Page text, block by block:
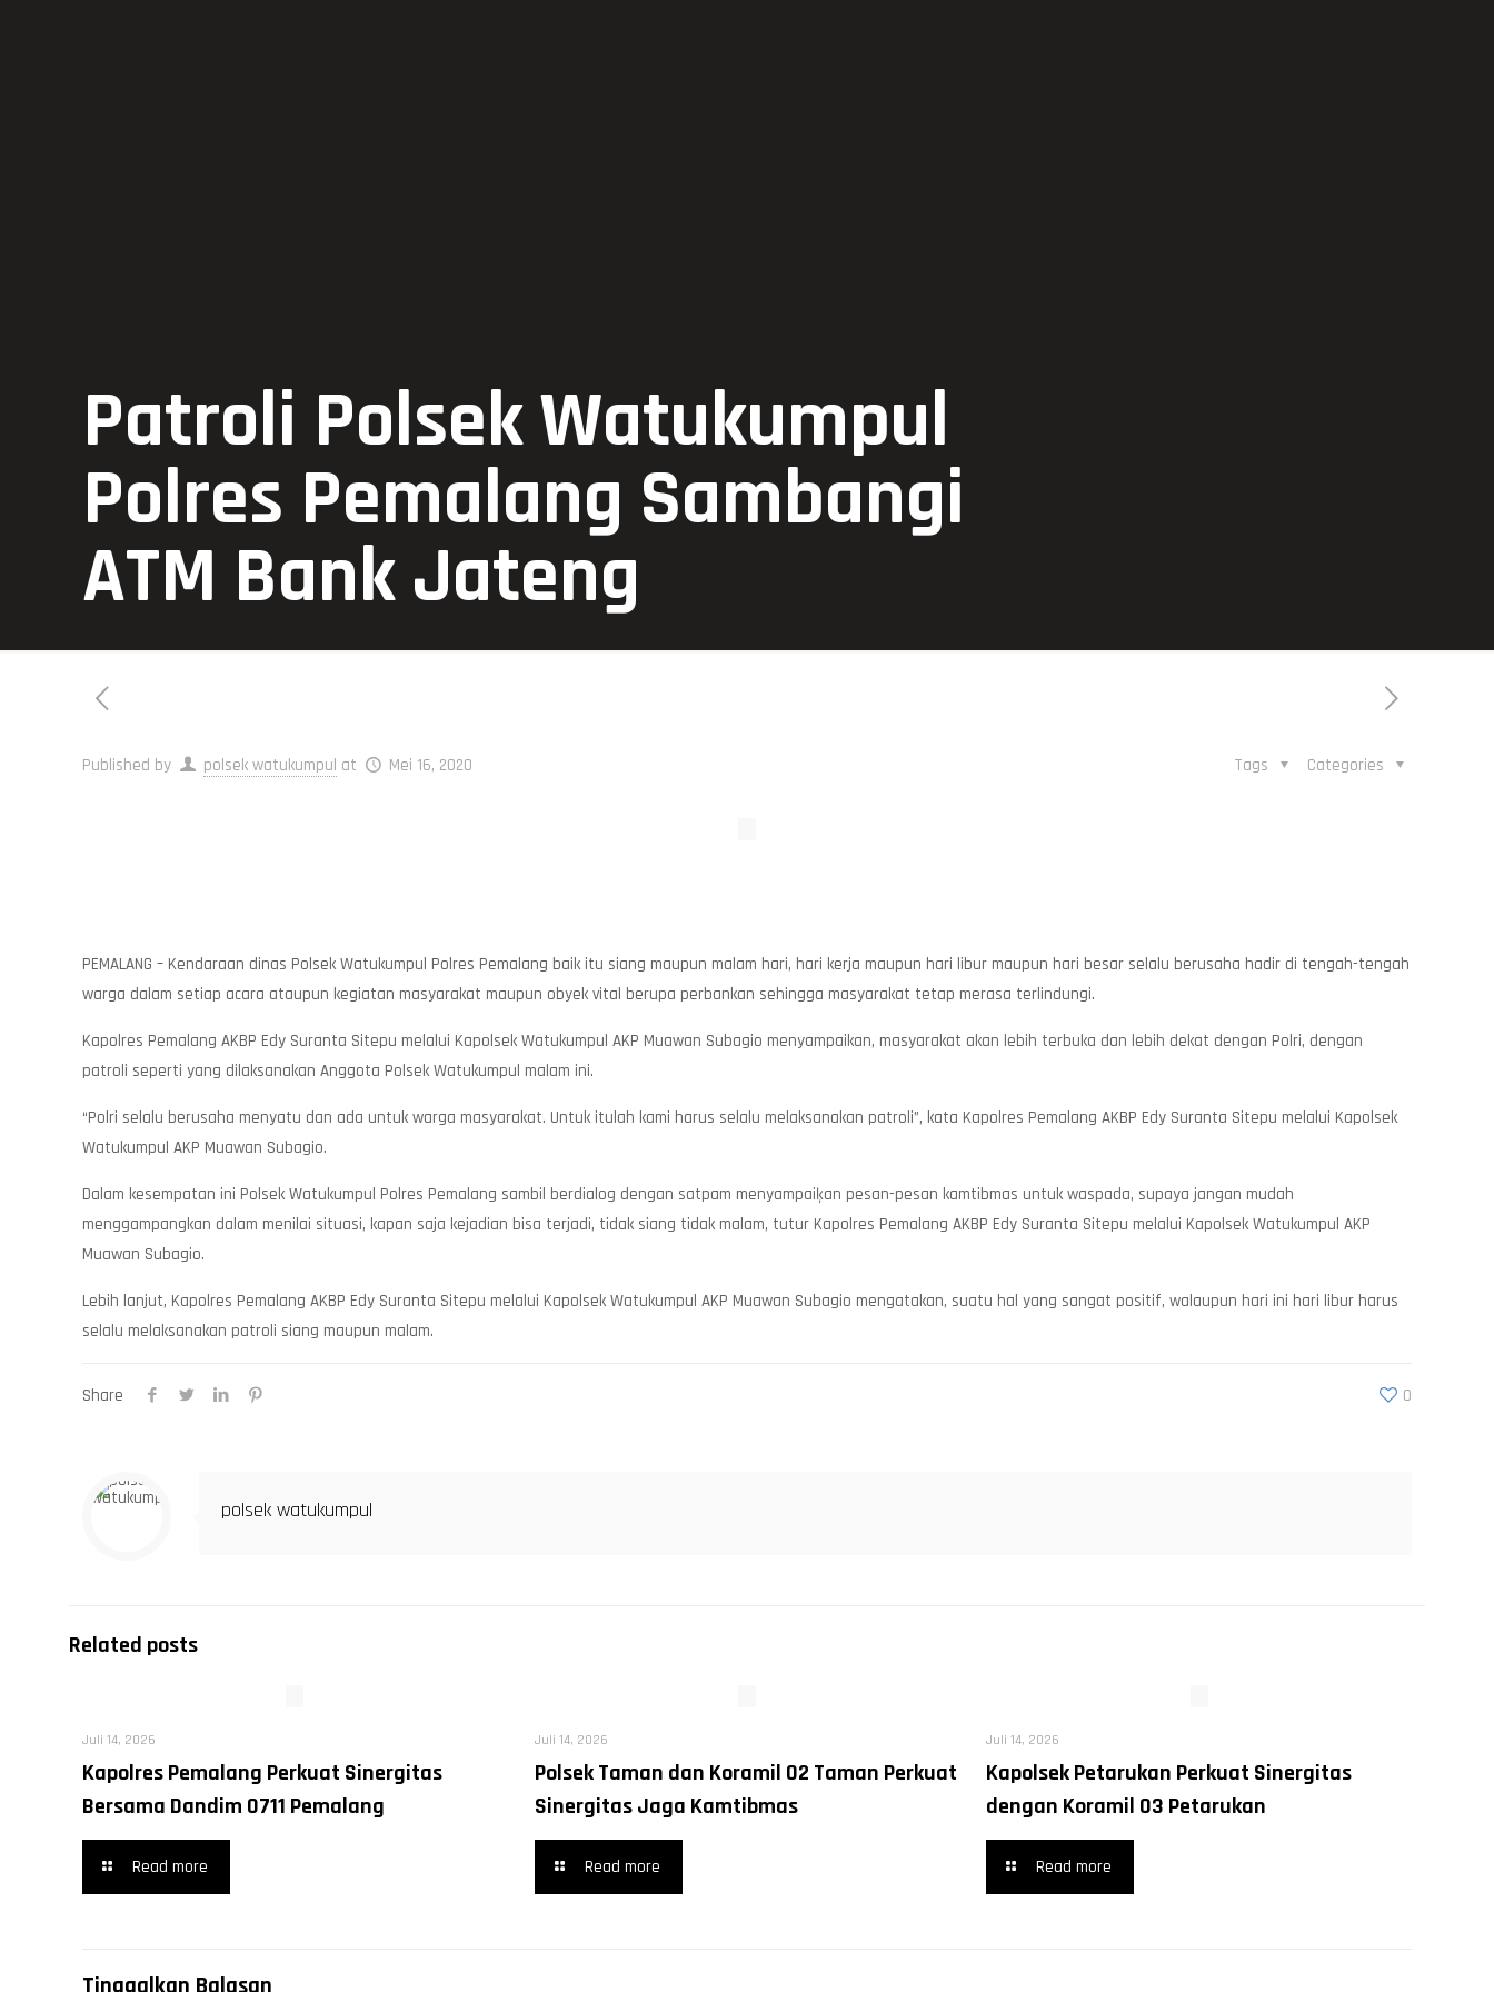
Patroli Polsek Watukumpul
Polres Pemalang Sambangi
ATM Bank Jateng
Published by polsek watukumpul at Mei 16, 2020 Categories
Tags
PEMALANG – Kendaraan dinas Polsek Watukumpul Polres Pemalang baik itu siang maupun malam hari, hari kerja maupun hari libur maupun hari besar selalu berusaha hadir di tengah-tengah
warga dalam setiap acara ataupun kegiatan masyarakat maupun obyek vital berupa perbankan sehingga masyarakat tetap merasa terlindungi.
Kapolres Pemalang AKBP Edy Suranta Sitepu melalui Kapolsek Watukumpul AKP Muawan Subagio menyampaikan, masyarakat akan lebih terbuka dan lebih dekat dengan Polri, dengan
patroli seperti yang dilaksanakan Anggota Polsek Watukumpul malam ini.
“Polri selalu berusaha menyatu dan ada untuk warga masyarakat. Untuk itulah kami harus selalu melaksanakan patroli”, kata Kapolres Pemalang AKBP Edy Suranta Sitepu melalui Kapolsek
Watukumpul AKP Muawan Subagio.
Dalam kesempatan ini Polsek Watukumpul Polres Pemalang sambil berdialog dengan satpam menyampaiķan pesan-pesan kamtibmas untuk waspada, supaya jangan mudah
menggampangkan dalam menilai situasi, kapan saja kejadian bisa terjadi, tidak siang tidak malam, tutur Kapolres Pemalang AKBP Edy Suranta Sitepu melalui Kapolsek Watukumpul AKP
Muawan Subagio.
Lebih lanjut, Kapolres Pemalang AKBP Edy Suranta Sitepu melalui Kapolsek Watukumpul AKP Muawan Subagio mengatakan, suatu hal yang sangat positif, walaupun hari ini hari libur harus
selalu melaksanakan patroli siang maupun malam.
Share 0
polsek watukumpul
Related posts
Juli 14, 2026
Kapolres Pemalang Perkuat Sinergitas
Bersama Dandim 0711 Pemalang
Read more
Juli 14, 2026
Polsek Taman dan Koramil 02 Taman Perkuat
Sinergitas Jaga Kamtibmas
Read more
Juli 14, 2026
Kapolsek Petarukan Perkuat Sinergitas
dengan Koramil 03 Petarukan
Read more
Tinggalkan Balasan